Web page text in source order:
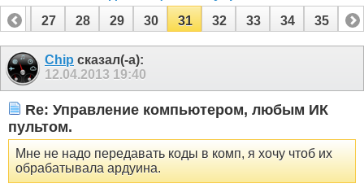
26
27 28 29 30 31 32 33 34 35
Chip сказал(-а):
12.04.2013 19:40
Re: Управление компьютером, любым ИК
пультом.
Мне не надо передавать коды в комп, я хочу чтоб их
обрабатывала ардуина.